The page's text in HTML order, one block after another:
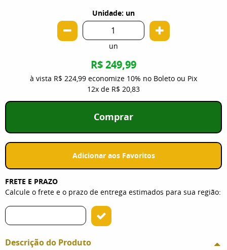
Unidade: un
un
R$ 249,99
à vista R$ 224,99 economize 10% no Boleto ou Pix
12x de R$ 20,83
Comprar
Adicionar aos Favoritos
FRETE E PRAZO
Calcule o frete e o prazo de entrega estimados para sua região:
Descrição do Produto